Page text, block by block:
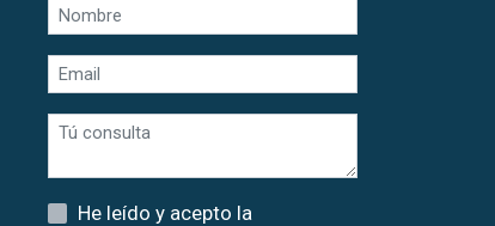
He leído y acepto la